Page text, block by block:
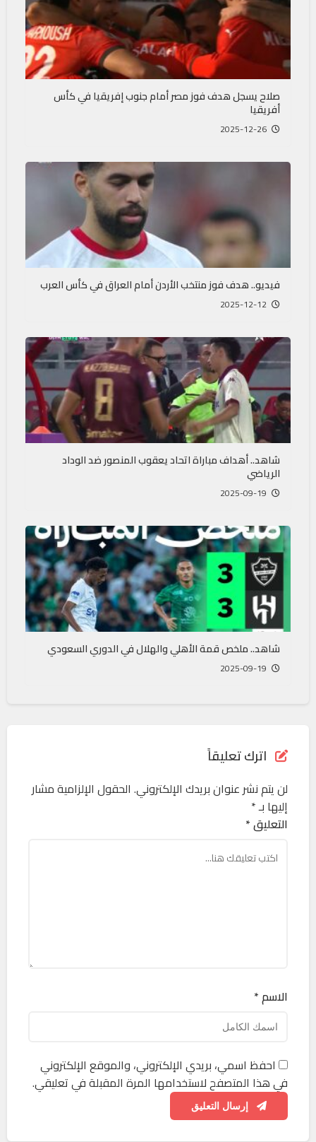
صلاح يسجل هدف فوز مصر أمام جنوب إفريقيا في كأس
أفريقيا
فيديو.. هدف فوز منتخب الأردن أمام العراق في كأس العرب
شاهد.. أهداف مباراة اتحاد يعقوب المنصور ضد الوداد
الرياضي
شاهد.. ملخص قمة الأهلي والهلال في الدوري السعودي
اترك تعليقاً
لن يتم نشر عنوان بريدك الإلكتروني. الحقول الإلزامية مشار
إليها بـ*
التعليق *
الاسم *
احفظ اسمي، بريدي الإلكتروني، والموقع الإلكتروني
في هذا المتصفح لاستخدامها المرة المقبلة في تعليقي.